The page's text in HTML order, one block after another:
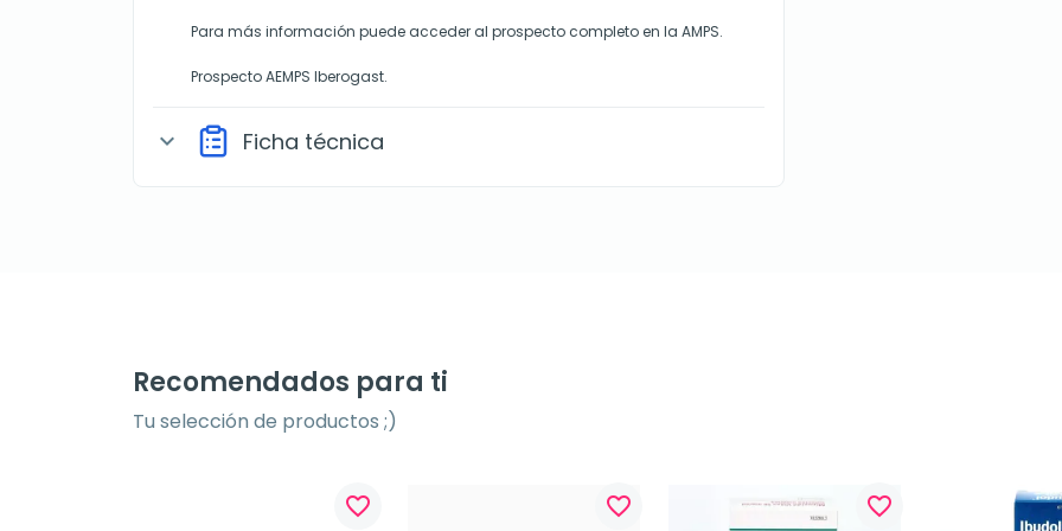
Para más información puede acceder al prospecto completo en la AMPS.
Prospecto AEMPS Iberogast.
expand_more Ficha técnica
Recomendados para ti
Tu selección de productos ;)
favorite_border favorite_border favorite_border